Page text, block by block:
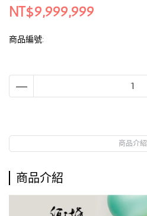
NT$9,999,999
商品編號:
商品介紹
商品介紹